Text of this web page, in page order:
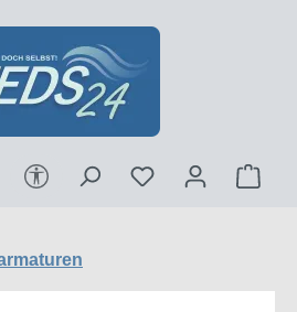
Werkzeugleiste anzeigen